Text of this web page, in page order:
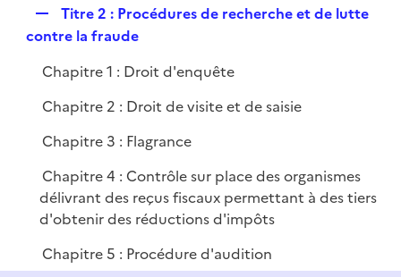
r l
i
e
r
e
l
i
r
Titre 2 : Procédures de recherche et de lutte
contre la fraude
Chapitre 1 : Droit d'enquête
Chapitre 2 : Droit de visite et de saisie
Chapitre 3 : Flagrance
Chapitre 4 : Contrôle sur place des organismes
délivrant des reçus fiscaux permettant à des tiers
d'obtenir des réductions d'impôts
Chapitre 5 : Procédure d'audition